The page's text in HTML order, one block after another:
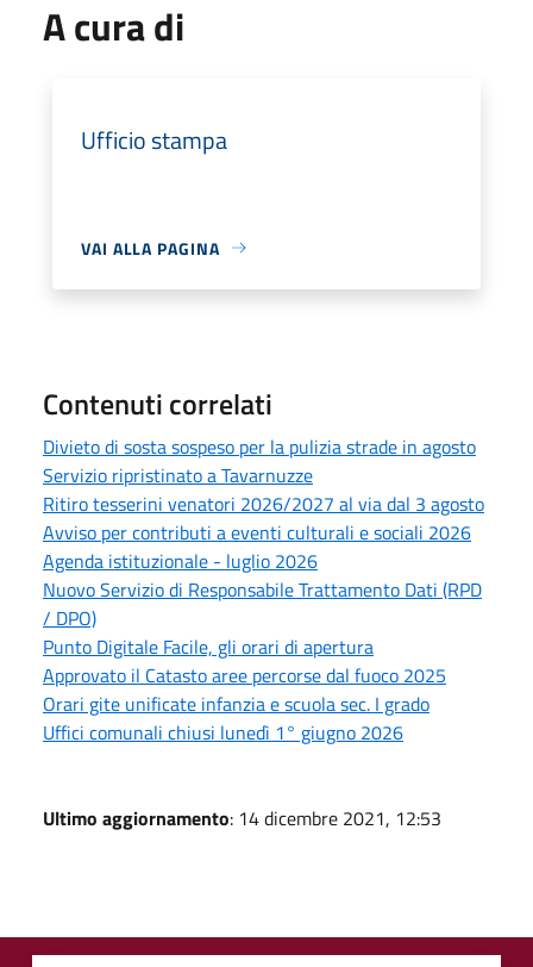
A cura di
Ufficio stampa
VAI ALLA PAGINA
Contenuti correlati
Divieto di sosta sospeso per la pulizia strade in agosto
Servizio ripristinato a Tavarnuzze
Ritiro tesserini venatori 2026/2027 al via dal 3 agosto
Avviso per contributi a eventi culturali e sociali 2026
Agenda istituzionale - luglio 2026
Nuovo Servizio di Responsabile Trattamento Dati (RPD
/ DPO)
Punto Digitale Facile, gli orari di apertura
Approvato il Catasto aree percorse dal fuoco 2025
Orari gite unificate infanzia e scuola sec. I grado
Uffici comunali chiusi lunedì 1° giugno 2026
Ultimo aggiornamento: 14 dicembre 2021, 12:53